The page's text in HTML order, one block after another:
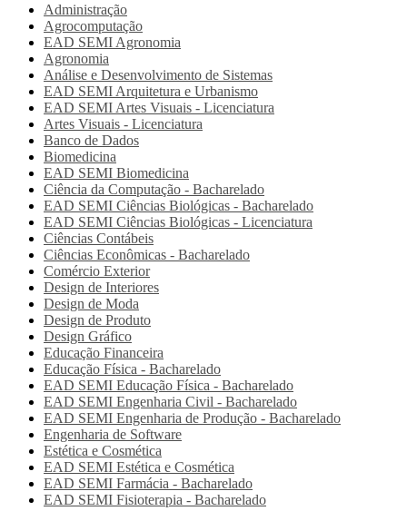
Administração
Agrocomputação
EAD SEMI Agronomia
Agronomia
Análise e Desenvolvimento de Sistemas
EAD SEMI Arquitetura e Urbanismo
EAD SEMI Artes Visuais - Licenciatura
Artes Visuais - Licenciatura
Banco de Dados
Biomedicina
EAD SEMI Biomedicina
Ciência da Computação - Bacharelado
EAD SEMI Ciências Biológicas - Bacharelado
EAD SEMI Ciências Biológicas - Licenciatura
Ciências Contábeis
Ciências Econômicas - Bacharelado
Comércio Exterior
Design de Interiores
Design de Moda
Design de Produto
Design Gráfico
Educação Financeira
Educação Física - Bacharelado
EAD SEMI Educação Física - Bacharelado
EAD SEMI Engenharia Civil - Bacharelado
EAD SEMI Engenharia de Produção - Bacharelado
Engenharia de Software
Estética e Cosmética
EAD SEMI Estética e Cosmética
EAD SEMI Farmácia - Bacharelado
EAD SEMI Fisioterapia - Bacharelado